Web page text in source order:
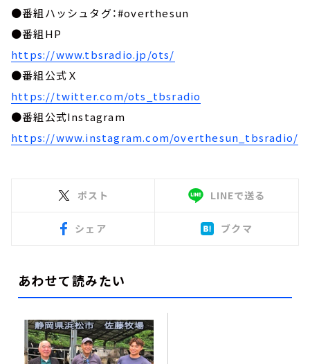
●番組ハッシュタグ：#overthesun
●番組HP
https://www.tbsradio.jp/ots/
●番組公式Ｘ
https://twitter.com/ots_tbsradio
●番組公式Instagram
https://www.instagram.com/overthesun_tbsradio/
ポスト LINEで送る
シェア ブクマ
あわせて読みたい